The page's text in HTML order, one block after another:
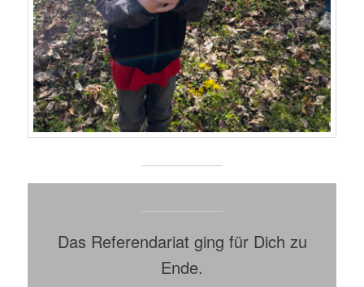
Das Referendariat ging für Dich zu
Ende.